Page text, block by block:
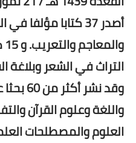
أصدر 37 كتابا مؤلفا
التراث في الشعر وبلاغة
وقد
واللغة وعلوم القرآن
العلوم والمصطلحات